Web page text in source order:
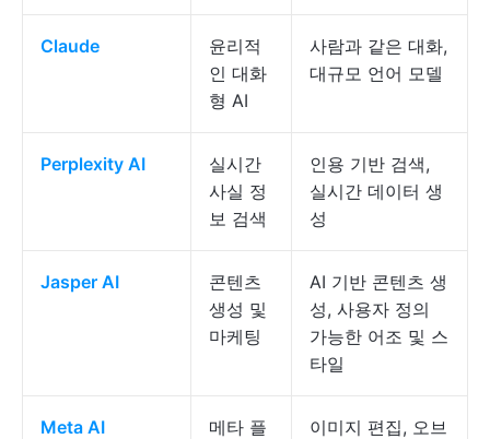
Claude
윤리적
인 대화
형 AI
사람과 같은 대화,
대규모 언어 모델
Perplexity AI
실시간
사실 정
보 검색
인용 기반 검색,
실시간 데이터 생
성
Jasper AI
콘텐츠
생성 및
마케팅
AI 기반 콘텐츠 생
성, 사용자 정의
가능한 어조 및 스
타일
Meta AI
메타 플
이미지 편집, 오브